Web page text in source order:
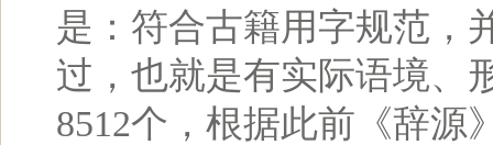
是：符合古籍用字规范，
过，也就是有实际语境、
8512个，根据此前《辞源